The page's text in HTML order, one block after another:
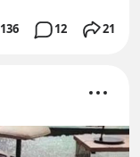
136 12 21